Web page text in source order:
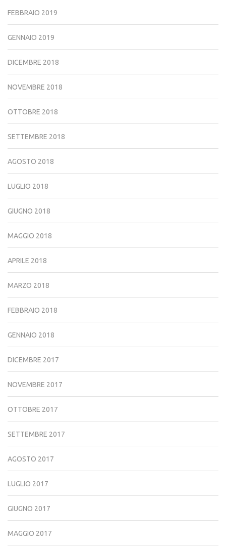
FEBBRAIO 2019
GENNAIO 2019
DICEMBRE 2018
NOVEMBRE 2018
OTTOBRE 2018
SETTEMBRE 2018
AGOSTO 2018
LUGLIO 2018
GIUGNO 2018
MAGGIO 2018
APRILE 2018
MARZO 2018
FEBBRAIO 2018
GENNAIO 2018
DICEMBRE 2017
NOVEMBRE 2017
OTTOBRE 2017
SETTEMBRE 2017
AGOSTO 2017
LUGLIO 2017
GIUGNO 2017
MAGGIO 2017